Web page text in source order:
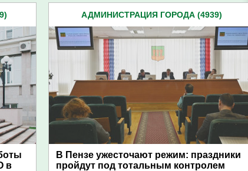
в
АДМИНИСТРАЦИЯ ГОРОДА (4939)
В Пензе ужесточают режим: праздники
пройдут под тотальным контролем